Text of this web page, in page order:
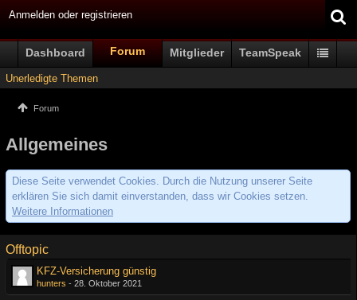
Anmelden oder registrieren
Dashboard Forum Mitglieder TeamSpeak
Unerledigte Themen
Forum
Allgemeines
Diese Seite verwendet Cookies. Durch die Nutzung unserer Seite
erklären Sie sich damit einverstanden, dass wir Cookies setzen.
Weitere Informationen
Offtopic
KFZ-Versicherung günstig
hunters - 28. Oktober 2021